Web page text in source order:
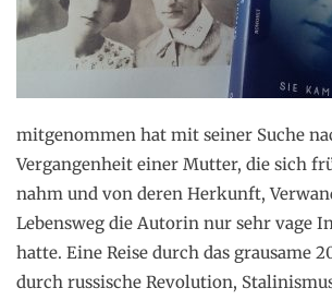
mitgenommen hat mit seiner Suche
Vergangenheit einer Mutter, die sich
nahm und von deren Herkunft,
Lebensweg die Autorin nur sehr vage
hatte. Eine Reise durch das grausame
durch russische Revolution,